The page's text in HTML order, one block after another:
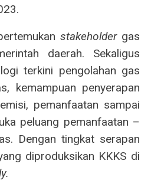
stakeholdergas
daerah. Sekaligus
terkini pengolahan gas
kemampuan penyerapan
pemanfaatan sampai
peluang pemanfaatan –
Dengan tingkat serapan
diproduksikan KKKS di